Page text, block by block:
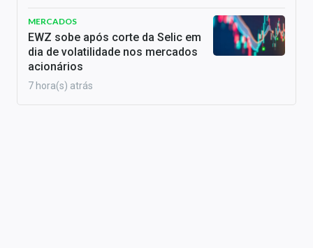
MERCADOS
EWZ sobe após corte da Selic em
dia de volatilidade nos mercados
acionários
7 hora(s) atrás